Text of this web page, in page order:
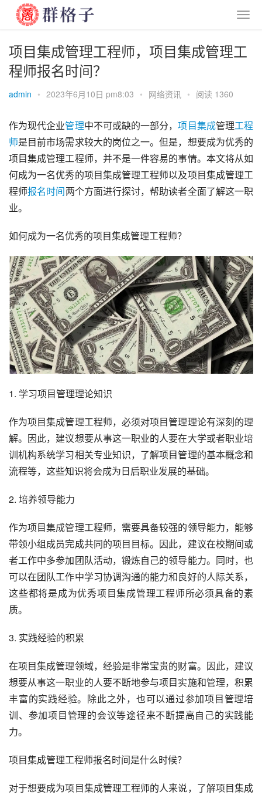
项目集成管理工程师，项目集成管理工
程师报名时间？
admin • 2023年6月10日 pm8:03 • 网络资讯 • 阅读 1360
作为现代企业管理中不可或缺的一部分，项目集成管理工程
师是目前市场需求较大的岗位之一。但是，想要成为优秀的
项目集成管理工程师，并不是一件容易的事情。本文将从如
何成为一名优秀的项目集成管理工程师以及项目集成管理工
程师报名时间两个方面进行探讨，帮助读者全面了解这一职
业。
如何成为一名优秀的项目集成管理工程师？
1. 学习项目管理理论知识
作为项目集成管理工程师，必须对项目管理理论有深刻的理
解。因此，建议想要从事这一职业的人要在大学或者职业培
训机构系统学习相关专业知识，了解项目管理的基本概念和
流程等，这些知识将会成为日后职业发展的基础。
2. 培养领导能力
作为项目集成管理工程师，需要具备较强的领导能力，能够
带领小组成员完成共同的项目目标。因此，建议在校期间或
者工作中多参加团队活动，锻炼自己的领导能力。同时，也
可以在团队工作中学习协调沟通的能力和良好的人际关系，
这些都将是成为优秀项目集成管理工程师所必须具备的素
质。
3. 实践经验的积累
在项目集成管理领域，经验是非常宝贵的财富。因此，建议
想要从事这一职业的人要不断地参与项目实施和管理，积累
丰富的实践经验。除此之外，也可以通过参加项目管理培
训、参加项目管理的会议等途径来不断提高自己的实践能
力。
项目集成管理工程师报名时间是什么时候？
对于想要成为项目集成管理工程师的人来说，了解项目集成